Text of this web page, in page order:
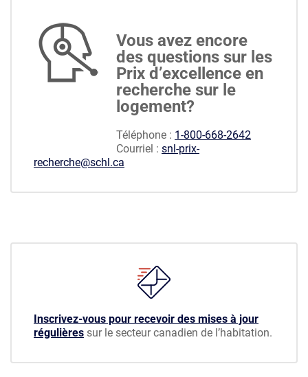
Vous avez encore
des questions sur les
Prix d’excellence en
recherche sur le
logement?
Téléphone : 1-800-668-2642
Courriel : snl-prix-
recherche@schl.ca
Inscrivez-vous pour recevoir des mises à jour
régulières sur le secteur canadien de l’habitation.